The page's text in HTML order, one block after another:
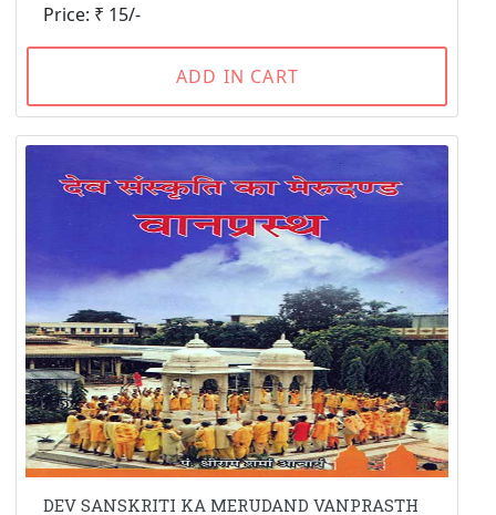
Price: ₹ 15/-
ADD IN CART
DEV SANSKRITI KA MERUDAND VANPRASTH